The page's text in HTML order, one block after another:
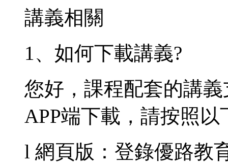
講義相關
1、如何下載講義?
您好，課程配套的講
APP端下載，請按照
l 網頁版：登錄優路